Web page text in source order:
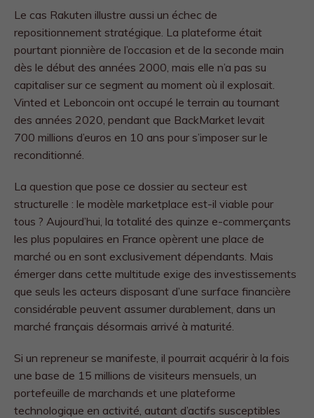
Le cas Rakuten illustre aussi un échec de
repositionnement stratégique. La plateforme était
pourtant pionnière de l’occasion et de la seconde main
dès le début des années 2000, mais elle n’a pas su
capitaliser sur ce segment au moment où il explosait.
Vinted et Leboncoin ont occupé le terrain au tournant
des années 2020, pendant que BackMarket levait
700 millions d’euros en 10 ans pour s’imposer sur le
reconditionné.
La question que pose ce dossier au secteur est
structurelle : le modèle marketplace est-il viable pour
tous ? Aujourd’hui, la totalité des quinze e-commerçants
les plus populaires en France opèrent une place de
marché ou en sont exclusivement dépendants. Mais
émerger dans cette multitude exige des investissements
que seuls les acteurs disposant d’une surface financière
considérable peuvent assumer durablement, dans un
marché français désormais arrivé à maturité.
Si un repreneur se manifeste, il pourrait acquérir à la fois
une base de 15 millions de visiteurs mensuels, un
portefeuille de marchands et une plateforme
technologique en activité, autant d’actifs susceptibles